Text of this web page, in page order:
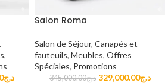
,
د.ج
Salon Roma
Salon de Séjour, Canapés et
fauteuils, Meubles, Offres
Spéciales, Promotions
د.ج345,000.00 د.ج329,000.00